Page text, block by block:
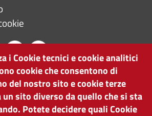
DI BOLZANO
| I-39100 Bolzano
|info@camcom.bz.it
i Cookie tecnici e cookie analitici
cookie che consentono di
del nostro sito e cookie terze
sito diverso da quello che si sta
Potete decidere quali Cookie